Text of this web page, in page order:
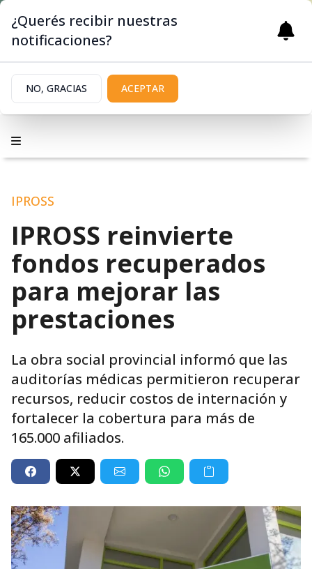
IPROSS
IPROSS reinvierte
fondos recuperados
para mejorar las
prestaciones
La obra social provincial informó que las
auditorías médicas permitieron recuperar
recursos, reducir costos de internación y
fortalecer la cobertura para más de
165.000 afiliados.
¿Querés recibir nuestras
notificaciones?
NO, GRACIAS ACEPTAR